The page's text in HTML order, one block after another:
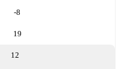
-8
19
12